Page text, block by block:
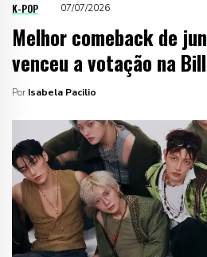
K-POP 07/07/2026
Melhor comeback de
venceu a votação na
Por Isabela Pacilio